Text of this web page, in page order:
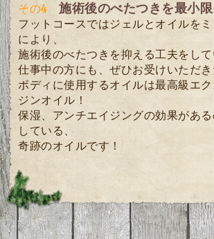
その4施術後のべたつきを最小
フットコースではジェルとオイルを
により、
施術後のべたつきを抑える工夫をして
仕事中の方にも、ぜひお受けいただき
ボディに使用するオイルは最高級エ
ジンオイル！
保湿、アンチエイジングの効果があ
している、
奇跡のオイルです！